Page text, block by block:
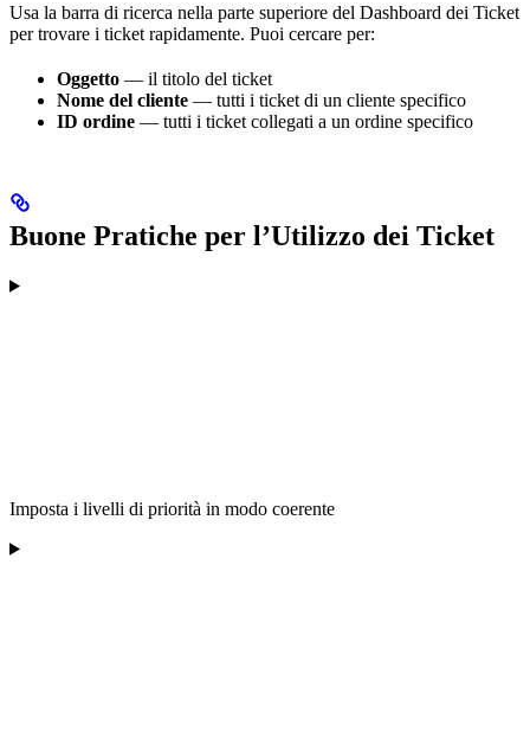
Usa la barra di ricerca nella parte superiore del Dashboard dei Ticket
per trovare i ticket rapidamente. Puoi cercare per:
Oggetto — il titolo del ticket
Nome del cliente — tutti i ticket di un cliente specifico
ID ordine — tutti i ticket collegati a un ordine specifico
Buone Pratiche per l’Utilizzo dei Ticket
Imposta i livelli di priorità in modo coerente